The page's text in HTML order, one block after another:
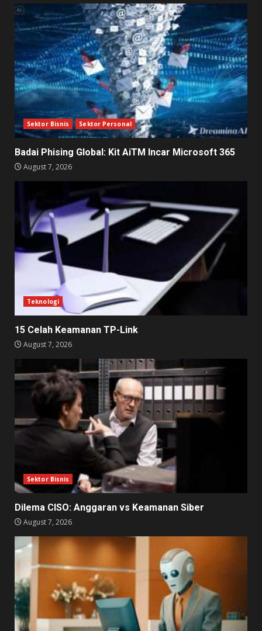
Sektor Bisnis Sektor Personal
Badai Phising Global: Kit AiTM Incar Microsoft 365
August 7, 2026
Teknologi
15 Celah Keamanan TP-Link
August 7, 2026
Sektor Bisnis
Dilema CISO: Anggaran vs Keamanan Siber
August 7, 2026